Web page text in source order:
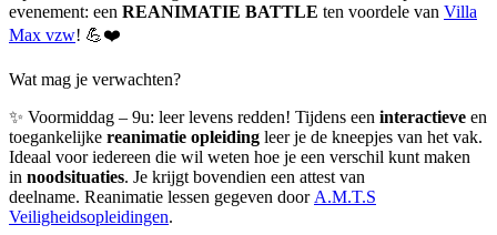
evenement: een REANIMATIE BATTLE ten voordele van Villa
Max vzw! 💪❤️
Wat mag je verwachten?
✨ Voormiddag – 9u: leer levens redden! Tijdens een interactieve en
toegankelijke reanimatie opleiding leer je de kneepjes van het vak.
Ideaal voor iedereen die wil weten hoe je een verschil kunt maken
in noodsituaties. Je krijgt bovendien een attest van
deelname. Reanimatie lessen gegeven door A.M.T.S
Veiligheidsopleidingen.